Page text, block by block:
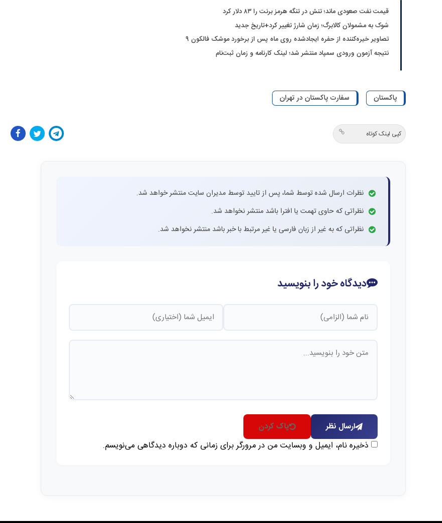
قیمت نفت صعودی ماند؛ تنش در تنگه هرمز برنت را ۸۳ دلار کرد
شوک به مشمولان کالابرگ؛ زمان شارژ تغییر کرد+تاریخ جدید
تصاویر خیره‌کننده از حفره ایجادشده روی ماه پس از برخورد موشک فالکون ۹
نتیجه آزمون ورودی سمپاد منتشر شد؛ لینک کارنامه و زمان ثبت‌نام
پاکستان سفارت پاکستان در تهران
کپی لینک کوتاه
نظرات ارسال شده توسط شما، پس از تایید توسط مدیران سایت منتشر خواهد شد.
نظراتی که حاوی تهمت یا افترا باشد منتشر نخواهد شد.
نظراتی که به غیر از زبان فارسی یا غیر مرتبط با خبر باشد منتشر نخواهد شد.
دیدگاه خود را بنویسید
ارسال نظر پاک کردن
ذخیره نام، ایمیل و وبسایت من در مرورگر برای زمانی که دوباره دیدگاهی می‌نویسم.